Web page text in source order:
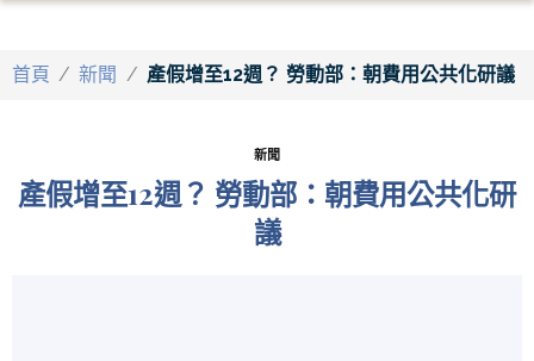
首頁 / 新聞 / 產假增至12週？ 勞動部：朝費用公共化研議
新聞
產假增至12週？ 勞動部：朝費用公共化研
議